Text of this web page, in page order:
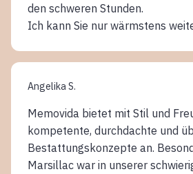
den schweren Stunden.
Ich kann Sie nur wärmstens
Angelika S.
Memovida bietet mit Stil und
kompetente, durchdachte und
Bestattungskonzepte an.
Marsillac war in unserer